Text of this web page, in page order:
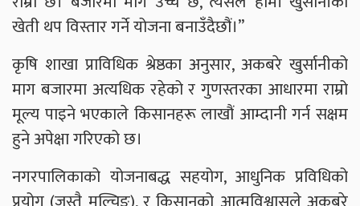
खेती थप विस्तार गर्ने योजना बनाउँदैछौं।”
कृषि शाखा प्राविधिक श्रेष्ठका अनुसार, अकबरे खुर्सानीको
माग बजारमा अत्यधिक रहेको र गुणस्तरका आधारमा राम्रो
मूल्य पाइने भएकाले किसानहरू लाखौं आम्दानी गर्न सक्षम
हुने अपेक्षा गरिएको छ।
नगरपालिकाको योजनाबद्ध सहयोग, आधुनिक प्रविधिको